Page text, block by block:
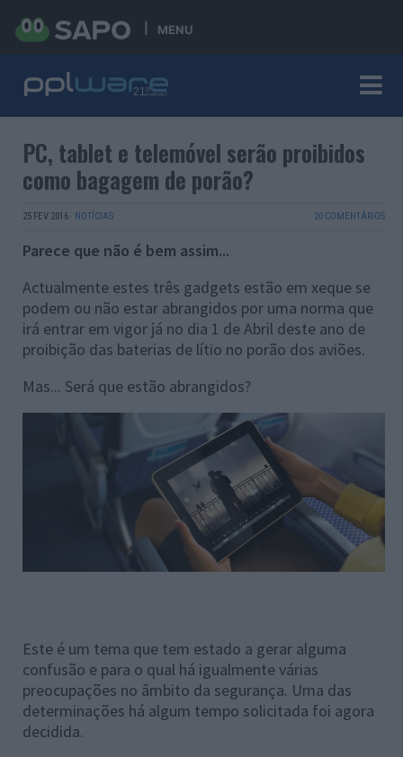
MENU
PC, tablet e telemóvel serão proibidos
como bagagem de porão?
25 FEV 2016 · NOTÍCIAS 20 COMENTÁRIOS
Parece que não é bem assim...
Actualmente estes três gadgets estão em xeque se
podem ou não estar abrangidos por uma norma que
irá entrar em vigor já no dia 1 de Abril deste ano de
proibição das baterias de lítio no porão dos aviões.
Mas... Será que estão abrangidos?
Este é um tema que tem estado a gerar alguma
confusão e para o qual há igualmente várias
preocupações no âmbito da segurança. Uma das
determinações há algum tempo solicitada foi agora
decidida.